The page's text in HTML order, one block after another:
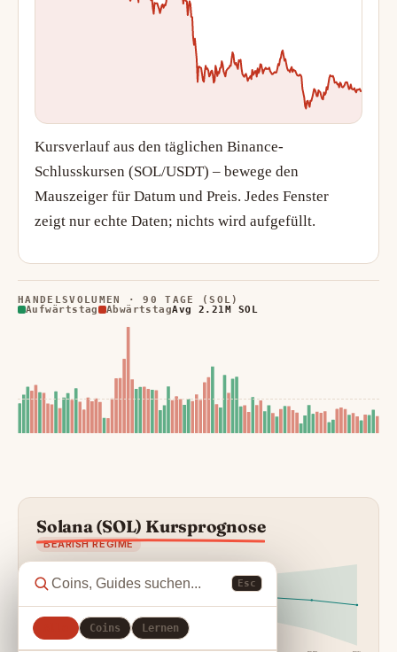
Esc
Coins Lernen
Kursverlauf aus den täglichen Binance-
Schlusskursen (SOL/USDT) – bewege den
Mauszeiger für Datum und Preis. Jedes Fenster
zeigt nur echte Daten; nichts wird aufgefüllt.
HANDELSVOLUMEN · 90 TAGE (SOL)
Aufwärtstag
AbwärtstagAvg 2.21M SOL
Solana (SOL) Kursprognose
BEARISH REGIME